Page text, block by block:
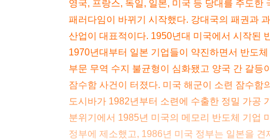
영국, 프랑스, 독일, 일본, 미국 등 당대를 주도한
패러다임이 바뀌기 시작했다. 강대국의 패권과
산업이 대표적이다. 1950년대 미국에서 시작된
1970년대부터 일본 기업들이 약진하면서 반도
부문 무역 수지 불균형이 심화됐고 양국 간 갈등
잠수함 사건이 터졌다. 미국 해군이 소련 잠수함
도시바가 1982년부터 소련에 수출한 정밀 가공
분위기에서 1985년 미국의 메모리 반도체 기업
정부에 제소했고, 1986년 미국 정부는 일본을